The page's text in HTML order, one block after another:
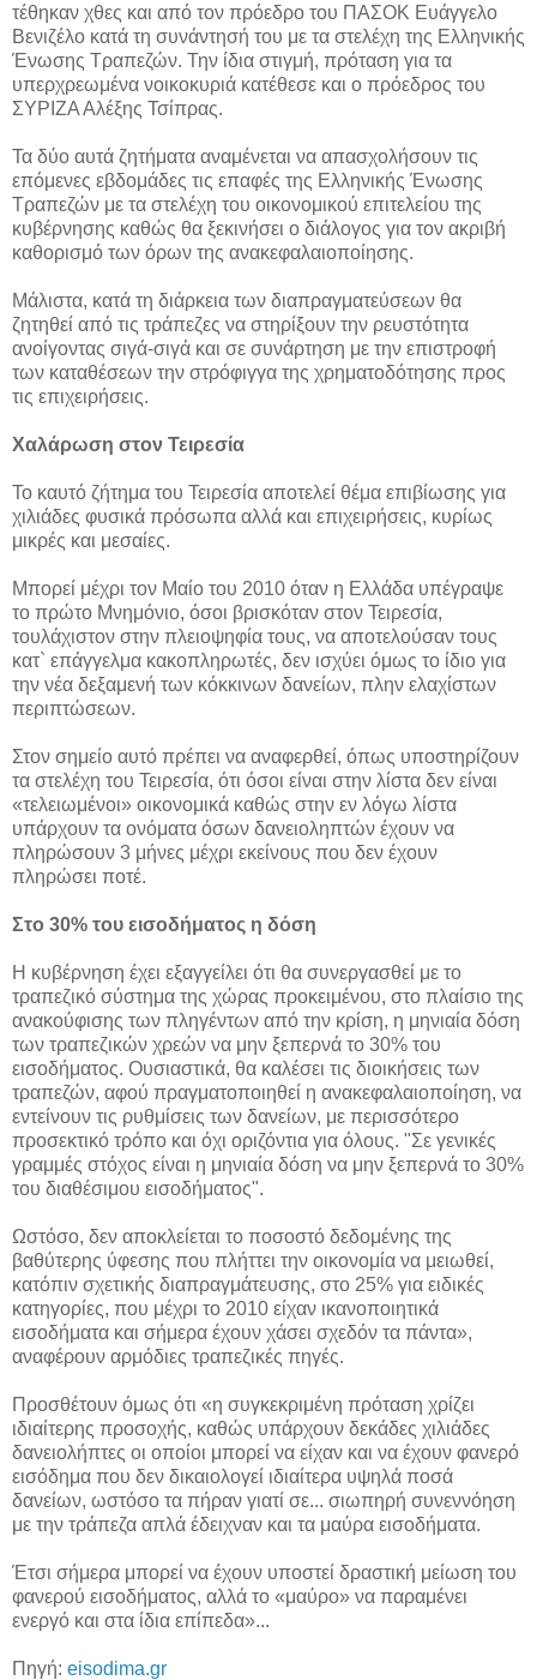
τέθηκαν χθες και από τον πρόεδρο του ΠΑΣΟΚ Ευάγγελο
Βενιζέλο κατά τη συνάντησή του με τα στελέχη της Ελληνικής
Ένωσης Τραπεζών. Την ίδια στιγμή, πρόταση για τα
υπερχρεωμένα νοικοκυριά κατέθεσε και ο πρόεδρος του
ΣΥΡΙΖΑ Αλέξης Τσίπρας.
Τα δύο αυτά ζητήματα αναμένεται να απασχολήσουν τις
επόμενες εβδομάδες τις επαφές της Ελληνικής Ένωσης
Τραπεζών με τα στελέχη του οικονομικού επιτελείου της
κυβέρνησης καθώς θα ξεκινήσει ο διάλογος για τον ακριβή
καθορισμό των όρων της ανακεφαλαιοποίησης.
Μάλιστα, κατά τη διάρκεια των διαπραγματεύσεων θα
ζητηθεί από τις τράπεζες να στηρίξουν την ρευστότητα
ανοίγοντας σιγά-σιγά και σε συνάρτηση με την επιστροφή
των καταθέσεων την στρόφιγγα της χρηματοδότησης προς
τις επιχειρήσεις.
Χαλάρωση στον Τειρεσία
Το καυτό ζήτημα του Τειρεσία αποτελεί θέμα επιβίωσης για
χιλιάδες φυσικά πρόσωπα αλλά και επιχειρήσεις, κυρίως
μικρές και μεσαίες.
Μπορεί μέχρι τον Μαίο του 2010 όταν η Ελλάδα υπέγραψε
το πρώτο Μνημόνιο, όσοι βρισκόταν στον Τειρεσία,
τουλάχιστον στην πλειοψηφία τους, να αποτελούσαν τους
κατ` επάγγελμα κακοπληρωτές, δεν ισχύει όμως το ίδιο για
την νέα δεξαμενή των κόκκινων δανείων, πλην ελαχίστων
περιπτώσεων.
Στον σημείο αυτό πρέπει να αναφερθεί, όπως υποστηρίζουν
τα στελέχη του Τειρεσία, ότι όσοι είναι στην λίστα δεν είναι
«τελειωμένοι» οικονομικά καθώς στην εν λόγω λίστα
υπάρχουν τα ονόματα όσων δανειοληπτών έχουν να
πληρώσουν 3 μήνες μέχρι εκείνους που δεν έχουν
πληρώσει ποτέ.
Στο 30% του εισοδήματος η δόση
Η κυβέρνηση έχει εξαγγείλει ότι θα συνεργασθεί με το
τραπεζικό σύστημα της χώρας προκειμένου, στο πλαίσιο της
ανακούφισης των πληγέντων από την κρίση, η μηνιαία δόση
των τραπεζικών χρεών να μην ξεπερνά το 30% του
εισοδήματος. Ουσιαστικά, θα καλέσει τις διοικήσεις των
τραπεζών, αφού πραγματοποιηθεί η ανακεφαλαιοποίηση, να
εντείνουν τις ρυθμίσεις των δανείων, με περισσότερο
προσεκτικό τρόπο και όχι οριζόντια για όλους. "Σε γενικές
γραμμές στόχος είναι η μηνιαία δόση να μην ξεπερνά το 30%
του διαθέσιμου εισοδήματος".
Ωστόσο, δεν αποκλείεται το ποσοστό δεδομένης της
βαθύτερης ύφεσης που πλήττει την οικονομία να μειωθεί,
κατόπιν σχετικής διαπραγμάτευσης, στο 25% για ειδικές
κατηγορίες, που μέχρι το 2010 είχαν ικανοποιητικά
εισοδήματα και σήμερα έχουν χάσει σχεδόν τα πάντα»,
αναφέρουν αρμόδιες τραπεζικές πηγές.
Προσθέτουν όμως ότι «η συγκεκριμένη πρόταση χρίζει
ιδιαίτερης προσοχής, καθώς υπάρχουν δεκάδες χιλιάδες
δανειολήπτες οι οποίοι μπορεί να είχαν και να έχουν φανερό
εισόδημα που δεν δικαιολογεί ιδιαίτερα υψηλά ποσά
δανείων, ωστόσο τα πήραν γιατί σε... σιωπηρή συνεννόηση
με την τράπεζα απλά έδειχναν και τα μαύρα εισοδήματα.
Έτσι σήμερα μπορεί να έχουν υποστεί δραστική μείωση του
φανερού εισοδήματος, αλλά το «μαύρο» να παραμένει
ενεργό και στα ίδια επίπεδα»...
Πηγή: eisodima.gr